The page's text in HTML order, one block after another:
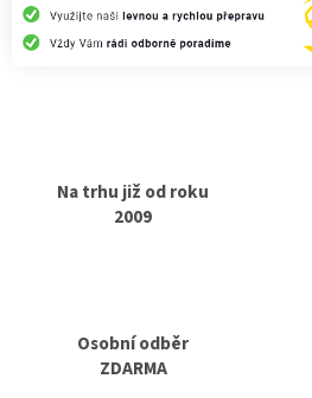
Na trhu již od roku
2009
Osobní odběr
ZDARMA